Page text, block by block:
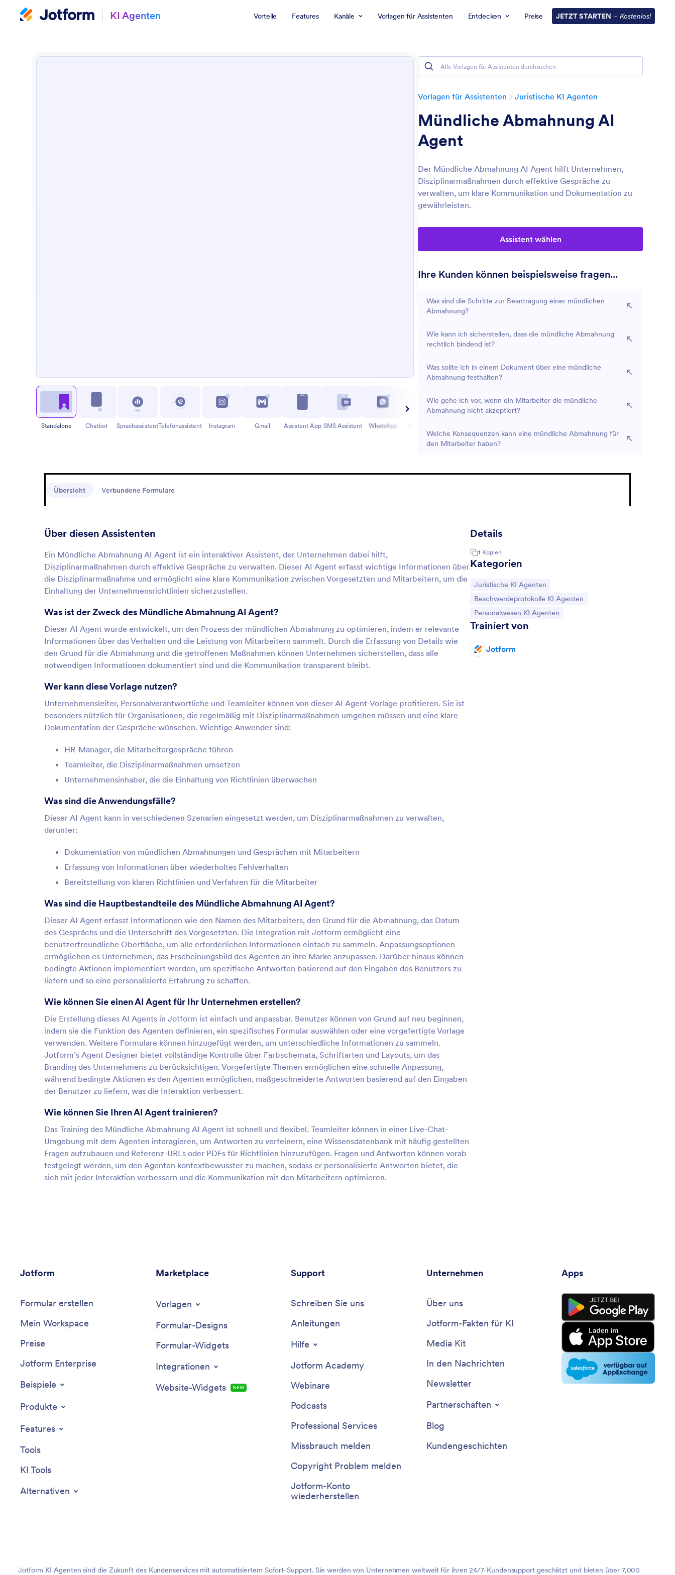
KI Agenten Vorteile Features Kanäle Vorlagen für Assistenten Entdecken Preise JETZT STARTEN – Kostenlos!
Vorlagen für Assistenten Juristische KI Agenten
Mündliche Abmahnung AI
Agent
Der Mündliche Abmahnung AI Agent hilft Unternehmen,
Disziplinarmaßnahmen durch effektive Gespräche zu
verwalten, um klare Kommunikation und Dokumentation zu
gewährleisten.
Assistent wählen
Ihre Kunden können beispielsweise fragen...
Was sind die Schritte zur Beantragung einer mündlichen
Abmahnung?
Wie kann ich sicherstellen, dass die mündliche Abmahnung
rechtlich bindend ist?
Was sollte ich in einem Dokument über eine mündliche
Abmahnung festhalten?
Wie gehe ich vor, wenn ein Mitarbeiter die mündliche
Abmahnung nicht akzeptiert?
Welche Konsequenzen kann eine mündliche Abmahnung für
den Mitarbeiter haben?
Standalone Chatbot SprachassistentTelefonassistent Instagram Gmail Assistent App SMS Assistent WhatsApp
Übersicht Verbundene Formulare
Über diesen Assistenten
Ein Mündliche Abmahnung AI Agent ist ein interaktiver Assistent, der Unternehmen dabei hilft,
Disziplinarmaßnahmen durch effektive Gespräche zu verwalten. Dieser AI Agent erfasst wichtige Informationen über
die Disziplinarmaßnahme und ermöglicht eine klare Kommunikation zwischen Vorgesetzten und Mitarbeitern, um die
Einhaltung der Unternehmensrichtlinien sicherzustellen.
Was ist der Zweck des Mündliche Abmahnung AI Agent?
Dieser AI Agent wurde entwickelt, um den Prozess der mündlichen Abmahnung zu optimieren, indem er relevante
Informationen über das Verhalten und die Leistung von Mitarbeitern sammelt. Durch die Erfassung von Details wie
den Grund für die Abmahnung und die getroffenen Maßnahmen können Unternehmen sicherstellen, dass alle
notwendigen Informationen dokumentiert sind und die Kommunikation transparent bleibt.
Wer kann diese Vorlage nutzen?
Unternehmensleiter, Personalverantwortliche und Teamleiter können von dieser AI Agent-Vorlage profitieren. Sie ist
besonders nützlich für Organisationen, die regelmäßig mit Disziplinarmaßnahmen umgehen müssen und eine klare
Dokumentation der Gespräche wünschen. Wichtige Anwender sind:
HR-Manager, die Mitarbeitergespräche führen
Teamleiter, die Disziplinarmaßnahmen umsetzen
Unternehmensinhaber, die die Einhaltung von Richtlinien überwachen
Was sind die Anwendungsfälle?
Dieser AI Agent kann in verschiedenen Szenarien eingesetzt werden, um Disziplinarmaßnahmen zu verwalten,
darunter:
Dokumentation von mündlichen Abmahnungen und Gesprächen mit Mitarbeitern
Erfassung von Informationen über wiederholtes Fehlverhalten
Bereitstellung von klaren Richtlinien und Verfahren für die Mitarbeiter
Was sind die Hauptbestandteile des Mündliche Abmahnung AI Agent?
Dieser AI Agent erfasst Informationen wie den Namen des Mitarbeiters, den Grund für die Abmahnung, das Datum
des Gesprächs und die Unterschrift des Vorgesetzten. Die Integration mit Jotform ermöglicht eine
benutzerfreundliche Oberfläche, um alle erforderlichen Informationen einfach zu sammeln. Anpassungsoptionen
ermöglichen es Unternehmen, das Erscheinungsbild des Agenten an ihre Marke anzupassen. Darüber hinaus können
bedingte Aktionen implementiert werden, um spezifische Antworten basierend auf den Eingaben des Benutzers zu
liefern und so eine personalisierte Erfahrung zu schaffen.
Wie können Sie einen AI Agent für Ihr Unternehmen erstellen?
Die Erstellung dieses AI Agents in Jotform ist einfach und anpassbar. Benutzer können von Grund auf neu beginnen,
indem sie die Funktion des Agenten definieren, ein spezifisches Formular auswählen oder eine vorgefertigte Vorlage
verwenden. Weitere Formulare können hinzugefügt werden, um unterschiedliche Informationen zu sammeln.
Jotform’s Agent Designer bietet vollständige Kontrolle über Farbschemata, Schriftarten und Layouts, um das
Branding des Unternehmens zu berücksichtigen. Vorgefertigte Themen ermöglichen eine schnelle Anpassung,
während bedingte Aktionen es den Agenten ermöglichen, maßgeschneiderte Antworten basierend auf den Eingaben
der Benutzer zu liefern, was die Interaktion verbessert.
Wie können Sie Ihren AI Agent trainieren?
Das Training des Mündliche Abmahnung AI Agent ist schnell und flexibel. Teamleiter können in einer Live-Chat-
Umgebung mit dem Agenten interagieren, um Antworten zu verfeinern, eine Wissensdatenbank mit häufig gestellten
Fragen aufzubauen und Referenz-URLs oder PDFs für Richtlinien hinzuzufügen. Fragen und Antworten können vorab
festgelegt werden, um den Agenten kontextbewusster zu machen, sodass er personalisierte Antworten bietet, die
sich mit jeder Interaktion verbessern und die Kommunikation mit den Mitarbeitern optimieren.
Details
1 Kopien
Kategorien
Zur Kategorie:
Juristische KI Agenten
Zur Kategorie:
Beschwerdeprotokolle KI Agenten
Zur Kategorie:
Personalwesen KI Agenten
Trainiert von
Jotform
Jotform
Formular erstellen
Mein Workspace
Preise
Jotform Enterprise
Beispiele
Produkte
Features
Tools
KI Tools
Alternativen
Marketplace
Vorlagen
Formular-Designs
Formular-Widgets
Integrationen
Website-Widgets
NEW
Support
Schreiben Sie uns
Anleitungen
Hilfe
Jotform Academy
Webinare
Podcasts
Professional Services
Missbrauch melden
Copyright Problem melden
Jotform-Konto
wiederherstellen
Unternehmen
Über uns
Jotform-Fakten für KI
Media Kit
In den Nachrichten
Newsletter
Partnerschaften
Blog
Kundengeschichten
Apps
Jotform KI Agenten sind die Zukunft des Kundenservices mit automatisiertem Sofort-Support. Sie werden von Unternehmen weltweit für ihren 24/7-Kundensupport geschätzt und bieten über 7,000